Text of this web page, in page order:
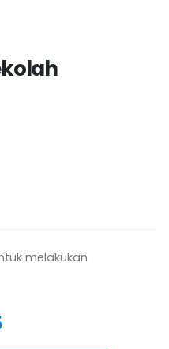
melakukan